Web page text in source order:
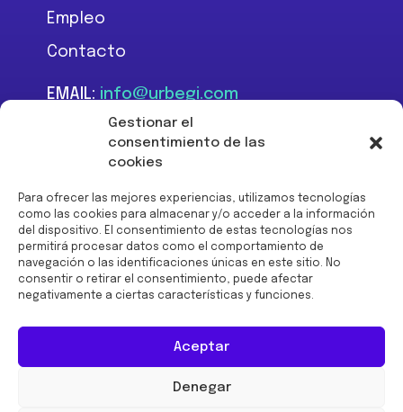
Gestionar el
consentimiento de las
cookies
Para ofrecer las mejores experiencias, utilizamos tecnologías
como las cookies para almacenar y/o acceder a la información
del dispositivo. El consentimiento de estas tecnologías nos
permitirá procesar datos como el comportamiento de
navegación o las identificaciones únicas en este sitio. No
consentir o retirar el consentimiento, puede afectar
negativamente a ciertas características y funciones.
Aceptar
Denegar
Empleo
Contacto
EMAIL: info@urbegi.com
+34 946 801 934
Financiado por la Unión
Europea -
NextGenerationEU: